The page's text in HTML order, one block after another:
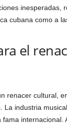
inesperadas,
cubana como a
el
renacer cultural,
La industria
internacional.